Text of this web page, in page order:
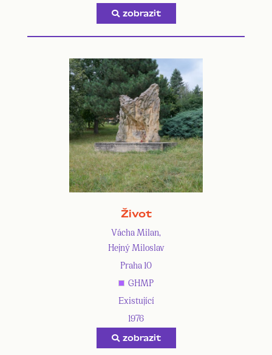
zobrazit
Život
Vácha Milan,
Hejný Miloslav
Praha 10
GHMP
Existující
1976
zobrazit